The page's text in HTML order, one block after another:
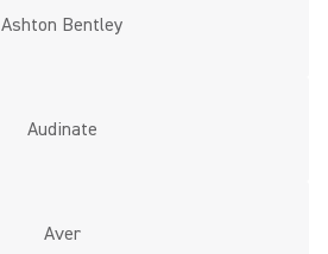
Ashton Bentley
Audinate
Aver